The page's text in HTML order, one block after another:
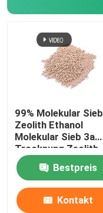
99% Molekular Sieb
Zeolith Ethanol
Molekular Sieb 3a
Trocknung Zeolith
Bestpreis
Kontakt